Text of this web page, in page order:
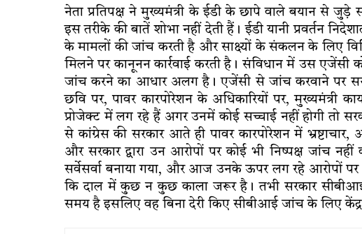
नेता प्रतिपक्ष ने मुख्यमंत्री के ईडी के छापे वाले बयान से
इस तरीके की बातें शोभा नहीं देती हैं। ईडी यानी प्रवर्तन
के मामलों की जांच करती है और साक्ष्यों के संकलन के लिए
मिलने पर कानूनन कार्रवाई करती है। संविधान में उस एजेंसी
जांच करने का आधार अलग है। एजेंसी से जांच करवाने पर
छवि पर, पावर कारपोरेशन के अधिकारियों पर, मुख्यमंत्री
प्रोजेक्ट में लग रहे हैं अगर उनमें कोई सच्चाई नहीं होगी तो
से कांग्रेस की सरकार आते ही पावर कारपोरेशन में
और सरकार द्वारा उन आरोपों पर कोई भी निष्पक्ष जांच
सर्वेसर्वा बनाया गया, और आज उनके ऊपर लग रहे आरोपों पर
कि दाल में कुछ न कुछ काला जरूर है। तभी सरकार
समय है इसलिए वह बिना देरी किए सीबीआई जांच के लिए केंद्र